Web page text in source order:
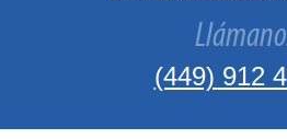
(449) 912